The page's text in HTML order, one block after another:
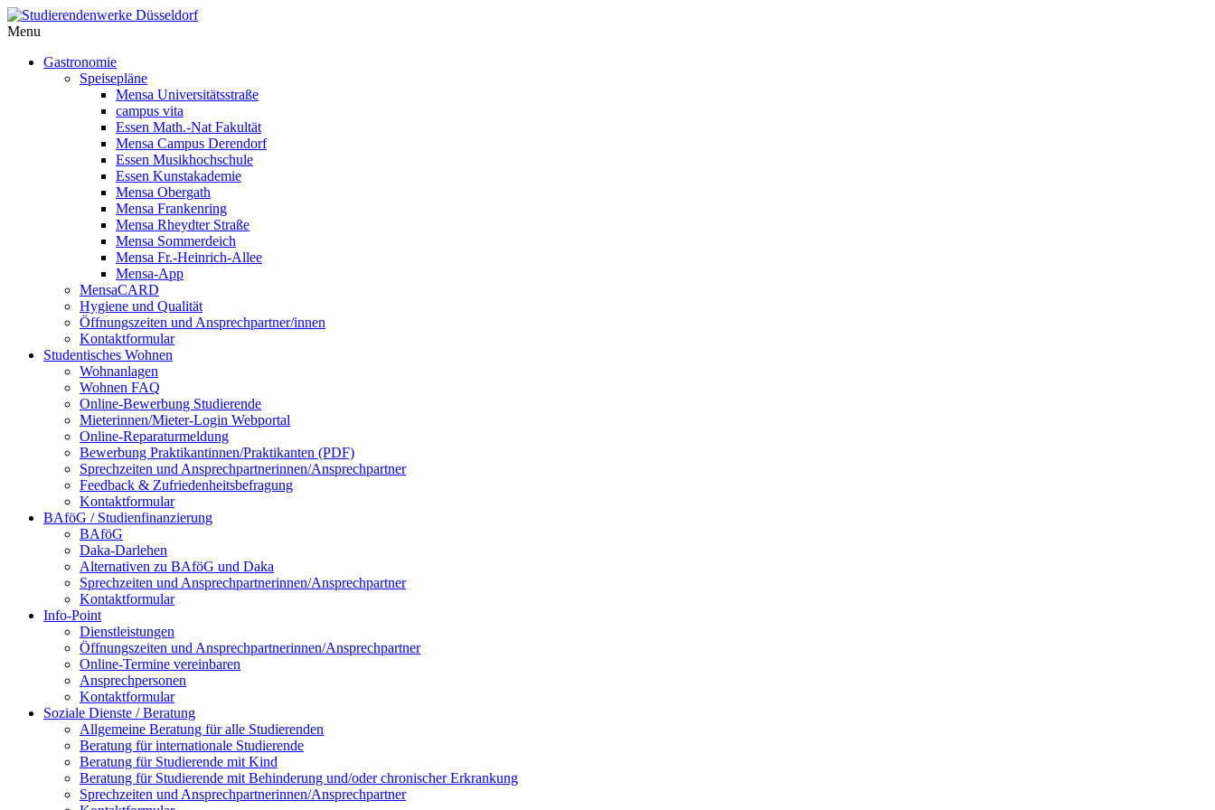
Menu
Gastronomie
Speisepläne
Mensa Universitätsstraße
campus vita
Essen Math.-Nat Fakultät
Mensa Campus Derendorf
Essen Musikhochschule
Essen Kunstakademie
Mensa Obergath
Mensa Frankenring
Mensa Rheydter Straße
Mensa Sommerdeich
Mensa Fr.-Heinrich-Allee
Mensa-App
MensaCARD
Hygiene und Qualität
Öffnungszeiten und Ansprechpartner/innen
Kontaktformular
Studentisches Wohnen
Wohnanlagen
Wohnen FAQ
Online-Bewerbung Studierende
Mieterinnen/Mieter-Login Webportal
Online-Reparaturmeldung
Bewerbung Praktikantinnen/Praktikanten (PDF)
Sprechzeiten und Ansprechpartnerinnen/Ansprechpartner
Feedback & Zufriedenheitsbefragung
Kontaktformular
BAföG / Studienfinanzierung
BAföG
Daka-Darlehen
Alternativen zu BAföG und Daka
Sprechzeiten und Ansprechpartnerinnen/Ansprechpartner
Kontaktformular
Info-Point
Dienstleistungen
Öffnungszeiten und Ansprechpartnerinnen/Ansprechpartner
Online-Termine vereinbaren
Ansprechpersonen
Kontaktformular
Soziale Dienste / Beratung
Allgemeine Beratung für alle Studierenden
Beratung für internationale Studierende
Beratung für Studierende mit Kind
Beratung für Studierende mit Behinderung und/oder chronischer Erkrankung
Sprechzeiten und Ansprechpartnerinnen/Ansprechpartner